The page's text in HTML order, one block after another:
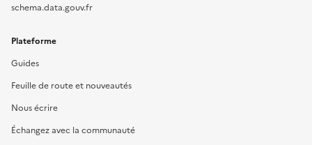
schema.data.gouv.fr
Plateforme
Guides
Feuille de route et nouveautés
Nous écrire
Échangez avec la communauté